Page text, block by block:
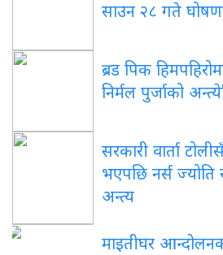
साउन २८ गते घोषणा
ब्रड पिक
निर्मल पुर्जाको
सरकारी वार्ता
भएपछि नर्स ज्योति
अन्त्य
माइतीघर